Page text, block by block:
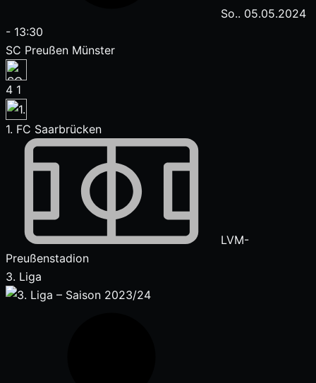
So.. 05.05.2024
- 13:30
SC Preußen Münster
4 1
1. FC Saarbrücken
LVM-
Preußenstadion
3. Liga